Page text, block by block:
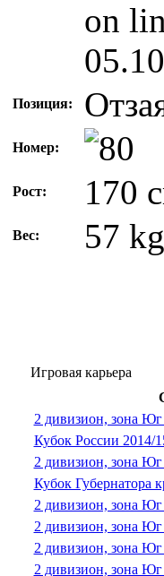
on
Позиция:
Номер:
Рост: 170
Вес: 57 kg
Игровая карьера
2 дивизион, зона Юг
Кубок России 2014/
2 дивизион, зона Юг
Кубок Губернатора
2 дивизион, зона Юг
2 дивизион, зона Юг
2 дивизион, зона Юг
2 дивизион, зона Юг